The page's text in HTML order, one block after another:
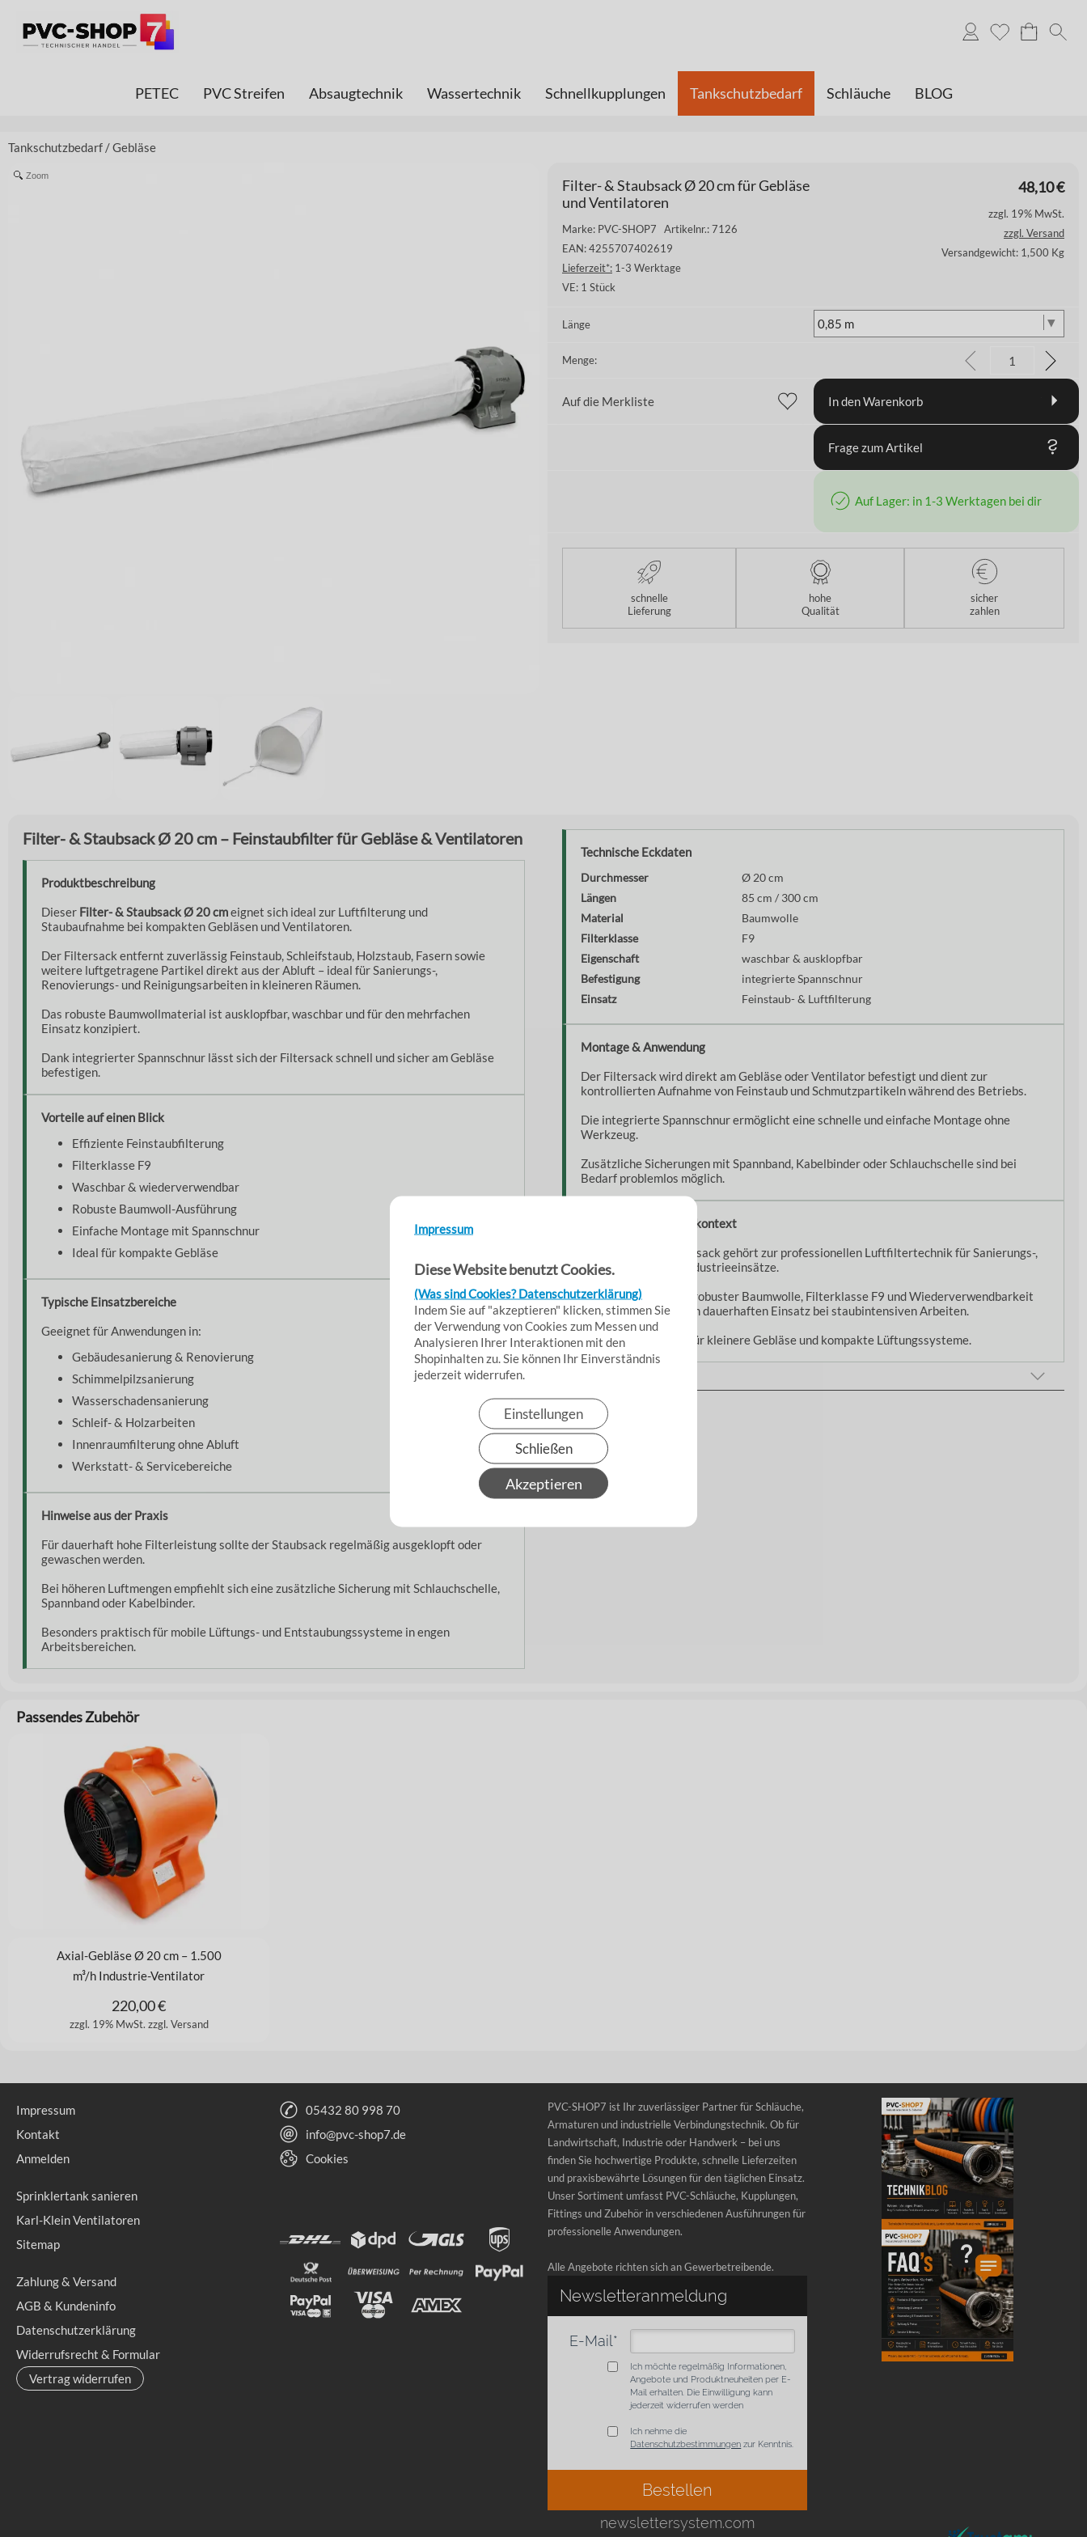
Impressum
Diese Website benutzt Cookies.
(Was sind Cookies? Datenschutzerklärung)
Indem Sie auf "akzeptieren" klicken, stimmen Sie
der Verwendung von Cookies zum Messen und
Analysieren Ihrer Interaktionen mit den
Shopinhalten zu. Sie können Ihr Einverständnis
jederzeit widerrufen.
Einstellungen
Schließen
Akzeptieren
PETEC PVC Streifen Absaugtechnik Wassertechnik Schnellkupplungen Tankschutzbedarf Schläuche BLOG
Tankschutzbedarf /Gebläse
Zoom
48,10€
Filter- & Staubsack Ø 20 cm für Gebläse
und Ventilatoren
Marke: PVC-SHOP7 Artikelnr.: 7126
EAN: 4255707402619
Lieferzeit*: 1-3 Werktage
VE: 1 Stück
zzgl. 19% MwSt.
zzgl. Versand
Versandgewicht: 1,500 Kg
Länge
Menge:
Auf die Merkliste In den Warenkorb
Frage zum Artikel
Auf Lager: in 1-3 Werktagen bei dir
schnelle
Lieferung
hohe
Qualität
sicher
zahlen
Filter- & Staubsack Ø 20 cm – Feinstaubfilter für Gebläse & Ventilatoren
Produktbeschreibung
Dieser Filter- & Staubsack Ø 20 cmeignet sich ideal zur Luftfilterung und
Staubaufnahme bei kompakten Gebläsen und Ventilatoren.
Der Filtersack entfernt zuverlässig Feinstaub, Schleifstaub, Holzstaub, Fasern sowie
weitere luftgetragene Partikel direkt aus der Abluft – ideal für Sanierungs-,
Renovierungs- und Reinigungsarbeiten in kleineren Räumen.
Das robuste Baumwollmaterial ist ausklopfbar, waschbar und für den mehrfachen
Einsatz konzipiert.
Dank integrierter Spannschnur lässt sich der Filtersack schnell und sicher am Gebläse
befestigen.
Vorteile auf einen Blick
Effiziente Feinstaubfilterung
Filterklasse F9
Waschbar & wiederverwendbar
Robuste Baumwoll-Ausführung
Einfache Montage mit Spannschnur
Ideal für kompakte Gebläse
Typische Einsatzbereiche
Geeignet für Anwendungen in:
Gebäudesanierung & Renovierung
Schimmelpilzsanierung
Wasserschadensanierung
Schleif- & Holzarbeiten
Innenraumfilterung ohne Abluft
Werkstatt- & Servicebereiche
Hinweise aus der Praxis
Für dauerhaft hohe Filterleistung sollte der Staubsack regelmäßig ausgeklopft oder
gewaschen werden.
Bei höheren Luftmengen empfiehlt sich eine zusätzliche Sicherung mit Schlauchschelle,
Spannband oder Kabelbinder.
Besonders praktisch für mobile Lüftungs- und Entstaubungssysteme in engen
Arbeitsbereichen.
Technische Eckdaten
Durchmesser
Ø 20 cm
Längen
85 cm / 300 cm
Material
Baumwolle
Filterklasse
F9
Eigenschaft
waschbar & ausklopfbar
Befestigung
integrierte Spannschnur
Einsatz
Feinstaub- & Luftfilterung
Montage & Anwendung
Der Filtersack wird direkt am Gebläse oder Ventilator befestigt und dient zur
kontrollierten Aufnahme von Feinstaub und Schmutzpartikeln während des Betriebs.
Die integrierte Spannschnur ermöglicht eine schnelle und einfache Montage ohne
Werkzeug.
Zusätzliche Sicherungen mit Spannband, Kabelbinder oder Schlauchschelle sind bei
Bedarf problemlos möglich.
Einordnung & Einsatzkontext
Dieser Filter- & Staubsack gehört zur professionellen Luftfiltertechnik für Sanierungs-,
Renovierungs- und Industrieeinsätze.
Die Kombination aus robuster Baumwolle, Filterklasse F9 und Wiederverwendbarkeit
macht ihn ideal für den dauerhaften Einsatz bei staubintensiven Arbeiten.
Besonders geeignet für kleinere Gebläse und kompakte Lüftungssysteme.
▸Widerrufsbelehrung
Vertrag widerrufen
Passendes Zubehör
Axial-Gebläse Ø 20 cm – 1.500
m³/h Industrie-Ventilator
zzgl. 19% MwSt. zzgl. Versand
220,00€
Impressum
Kontakt
Anmelden
Sprinklertank sanieren
Karl-Klein Ventilatoren
Sitemap
Zahlung & Versand
AGB & Kundeninfo
Datenschutzerklärung
Widerrufsrecht & Formular
Vertrag widerrufen
05432 80 998 70
info@pvc-shop7.de
Cookies
PVC-SHOP7 ist Ihr zuverlässiger Partner für Schläuche,
Armaturen und industrielle Verbindungstechnik. Ob für
Landwirtschaft, Industrie oder Handwerk – bei uns
finden Sie hochwertige Produkte, schnelle Lieferzeiten
und praxisbewährte Lösungen für den täglichen Einsatz.
Unser Sortiment umfasst PVC-Schläuche, Kupplungen,
Fittings und Zubehör in verschiedenen Ausführungen für
professionelle Anwendungen.
Alle Angebote richten sich an Gewerbetreibende.